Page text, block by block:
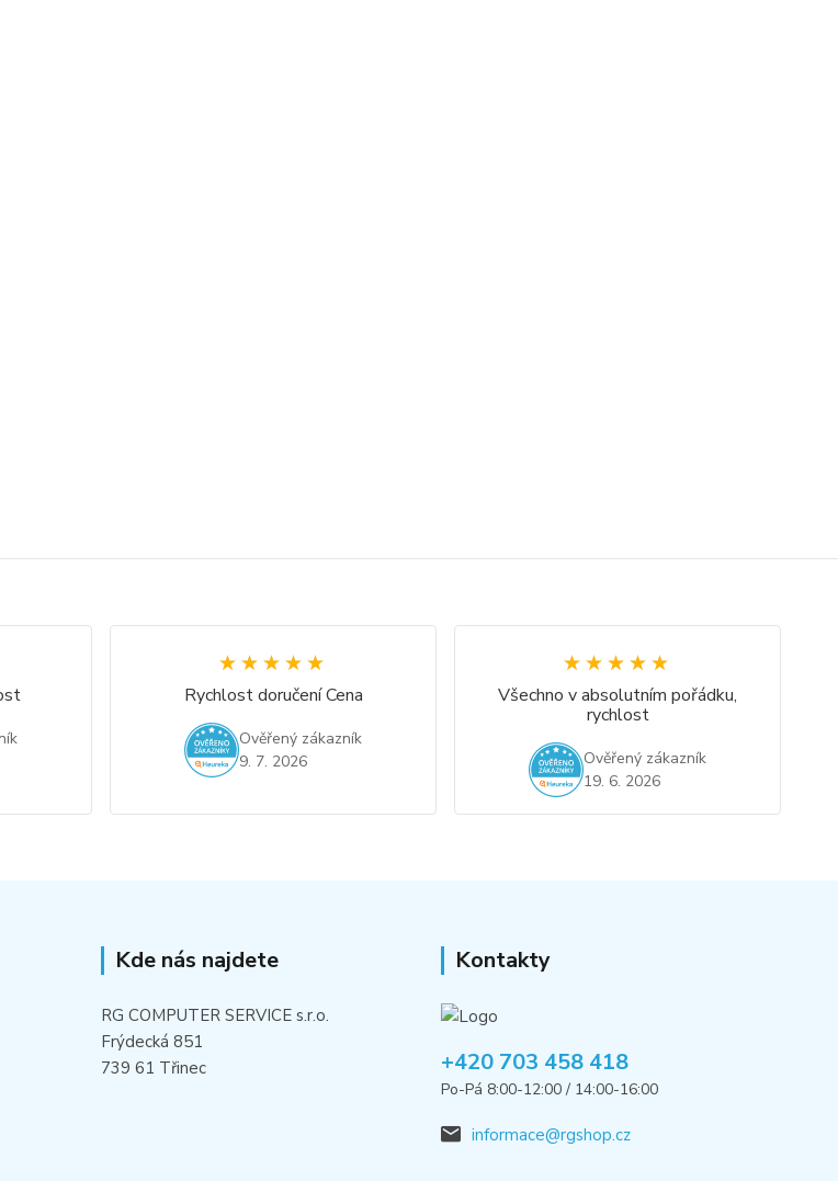
★★★★★
★★★★★
Rychlost doručení Cena
Ověřený zákazník
9. 7. 2026
★★★★★
★★★★★
Všechno v absolutním pořádku,
rychlost
Ověřený zákazník
19. 6. 2026
Kde nás najdete
RG COMPUTER SERVICE s.r.o.
Frýdecká 851
739 61 Třinec
Kontakty
+420 703 458 418
Po-Pá 8:00-12:00 / 14:00-16:00
informace@rgshop.cz